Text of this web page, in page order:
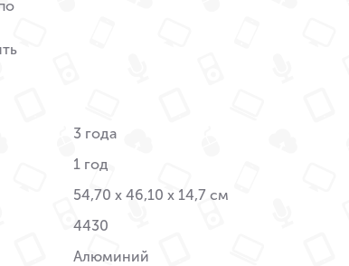
3 года
1 год
54,70 x 46,10 x 14,7 см
4430
Алюминий